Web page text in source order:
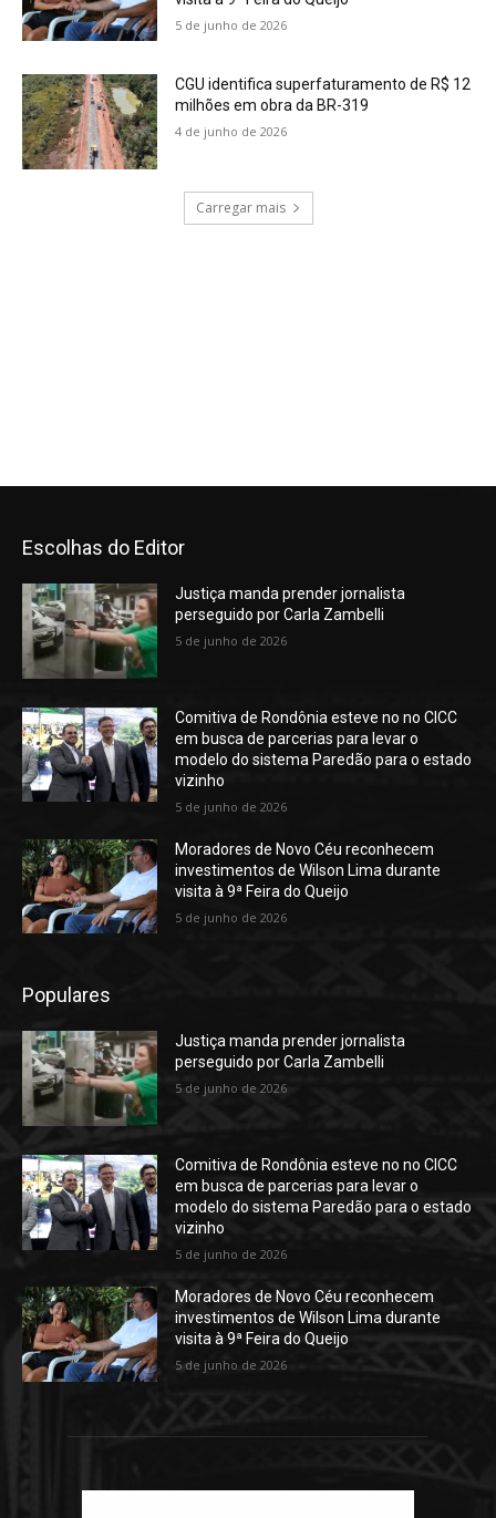
Escolhas do Editor
Justiça manda prender jornalista
perseguido por Carla Zambelli
5 de junho de 2026
Comitiva de Rondônia esteve no no CICC
em busca de parcerias para levar o
modelo do sistema Paredão para o estado
vizinho
5 de junho de 2026
Moradores de Novo Céu reconhecem
investimentos de Wilson Lima durante
visita à 9ª Feira do Queijo
5 de junho de 2026
Populares
Justiça manda prender jornalista
perseguido por Carla Zambelli
5 de junho de 2026
Comitiva de Rondônia esteve no no CICC
em busca de parcerias para levar o
modelo do sistema Paredão para o estado
vizinho
5 de junho de 2026
Moradores de Novo Céu reconhecem
investimentos de Wilson Lima durante
visita à 9ª Feira do Queijo
5 de junho de 2026